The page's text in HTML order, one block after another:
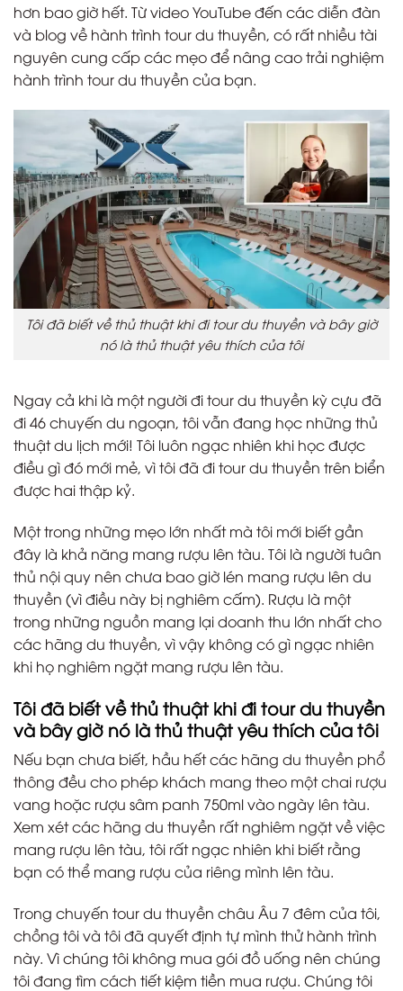
hơn bao giờ hết. Từ video YouTube đến các diễn đàn
và blog về hành trình tour du thuyền, có rất nhiều tài
nguyên cung cấp các mẹo để nâng cao trải nghiệm
hành trình tour du thuyền của bạn.
Tôi đã biết về thủ thuật khi đi tour du thuyền và bây giờ
nó là thủ thuật yêu thích của tôi
Ngay cả khi là một người đi tour du thuyền kỳ cựu đã
đi 46 chuyến du ngoạn, tôi vẫn đang học những thủ
thuật du lịch mới! Tôi luôn ngạc nhiên khi học được
điều gì đó mới mẻ, vì tôi đã đi tour du thuyền trên biển
được hai thập kỷ.
Một trong những mẹo lớn nhất mà tôi mới biết gần
đây là khả năng mang rượu lên tàu. Tôi là người tuân
thủ nội quy nên chưa bao giờ lén mang rượu lên du
thuyền (vì điều này bị nghiêm cấm). Rượu là một
trong những nguồn mang lại doanh thu lớn nhất cho
các hãng du thuyền, vì vậy không có gì ngạc nhiên
khi họ nghiêm ngặt mang rượu lên tàu.
Tôi đã biết về thủ thuật khi đi tour du thuyền
và bây giờ nó là thủ thuật yêu thích của tôi
Nếu bạn chưa biết, hầu hết các hãng du thuyền phổ
thông đều cho phép khách mang theo một chai rượu
vang hoặc rượu sâm panh 750ml vào ngày lên tàu.
Xem xét các hãng du thuyền rất nghiêm ngặt về việc
mang rượu lên tàu, tôi rất ngạc nhiên khi biết rằng
bạn có thể mang rượu của riêng mình lên tàu.
Trong chuyến tour du thuyền châu Âu 7 đêm của tôi,
chồng tôi và tôi đã quyết định tự mình thử hành trình
này. Vì chúng tôi không mua gói đồ uống nên chúng
tôi đang tìm cách tiết kiệm tiền mua rượu. Chúng tôi